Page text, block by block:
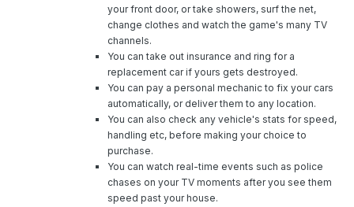
your front door, or take showers, surf the net,
change clothes and watch the game's many TV
channels.
You can take out insurance and ring for a
replacement car if yours gets destroyed.
You can pay a personal mechanic to fix your cars
automatically, or deliver them to any location.
You can also check any vehicle's stats for speed,
handling etc, before making your choice to
purchase.
You can watch real-time events such as police
chases on your TV moments after you see them
speed past your house.